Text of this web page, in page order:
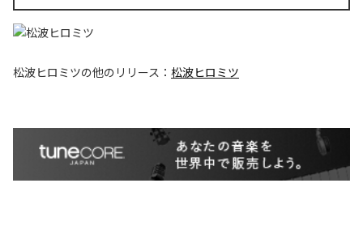
松波ヒロミツの他のリリース： 松波ヒロミツ